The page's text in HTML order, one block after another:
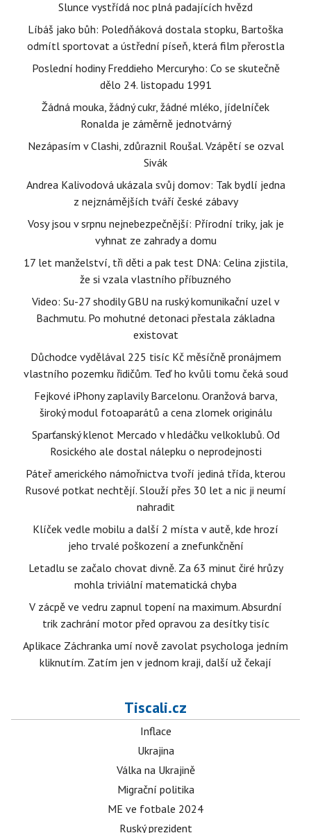
Slunce vystřídá noc plná padajících hvězd
Líbáš jako bůh: Poledňáková dostala stopku, Bartoška
odmítl sportovat a ústřední píseň, která film přerostla
Poslední hodiny Freddieho Mercuryho: Co se skutečně
dělo 24. listopadu 1991
Žádná mouka, žádný cukr, žádné mléko, jídelníček
Ronalda je záměrně jednotvárný
Nezápasím v Clashi, zdůraznil Roušal. Vzápětí se ozval
Sivák
Andrea Kalivodová ukázala svůj domov: Tak bydlí jedna
z nejznámějších tváří české zábavy
Vosy jsou v srpnu nejnebezpečnější: Přírodní triky, jak je
vyhnat ze zahrady a domu
17 let manželství, tři děti a pak test DNA: Celina zjistila,
že si vzala vlastního příbuzného
Video: Su-27 shodily GBU na ruský komunikační uzel v
Bachmutu. Po mohutné detonaci přestala základna
existovat
Důchodce vydělával 225 tisíc Kč měsíčně pronájmem
vlastního pozemku řidičům. Teď ho kvůli tomu čeká soud
Fejkové iPhony zaplavily Barcelonu. Oranžová barva,
široký modul fotoaparátů a cena zlomek originálu
Sparťanský klenot Mercado v hledáčku velkoklubů. Od
Rosického ale dostal nálepku o neprodejnosti
Páteř amerického námořnictva tvoří jediná třída, kterou
Rusové potkat nechtějí. Slouží přes 30 let a nic ji neumí
nahradit
Klíček vedle mobilu a další 2 místa v autě, kde hrozí
jeho trvalé poškození a znefunkčnění
Letadlu se začalo chovat divně. Za 63 minut čiré hrůzy
mohla triviální matematická chyba
V zácpě ve vedru zapnul topení na maximum. Absurdní
trik zachrání motor před opravou za desítky tisíc
Aplikace Záchranka umí nově zavolat psychologa jedním
kliknutím. Zatím jen v jednom kraji, další už čekají
Tiscali.cz
Inflace
Ukrajina
Válka na Ukrajině
Migrační politika
ME ve fotbale 2024
Ruský prezident